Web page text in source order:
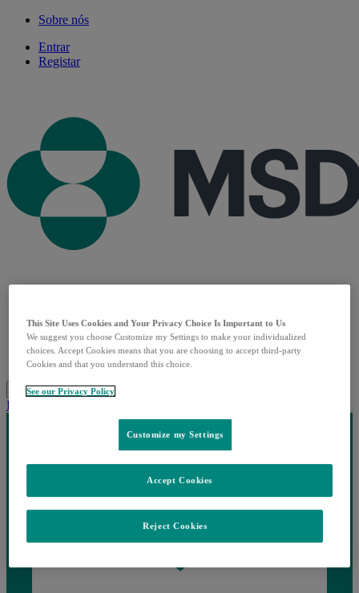
Sobre nós
Entrar
Registar
Produtos
Especialidades
Recursos Profissionais
Menu Fechar
Pesquisar
Partilhar
This Site Uses Cookies and Your Privacy Choice Is Important to Us
We suggest you choose Customize my Settings to make your individualized
choices. Accept Cookies means that you are choosing to accept third-party
Cookies and that you understand this choice.
See our Privacy Policy
Customize my Settings
Reject Cookies
Accept Cookies